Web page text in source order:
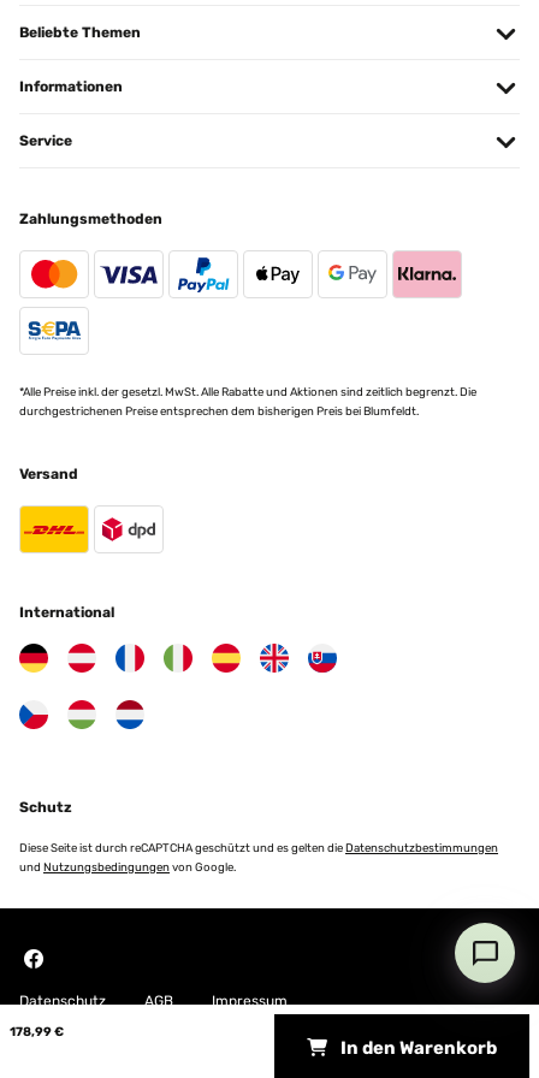
178,99 €
In den Warenkorb
Beliebte Themen
Informationen
Service
Zahlungsmethoden
*Alle Preise inkl. der gesetzl. MwSt. Alle Rabatte und Aktionen sind zeitlich begrenzt. Die
durchgestrichenen Preise entsprechen dem bisherigen Preis bei Blumfeldt.
Versand
International
Schutz
Diese Seite ist durch reCAPTCHA geschützt und es gelten dieDatenschutzbestimmungen
und Nutzungsbedingungenvon Google.
Datenschutz AGB Impressum
Copyright © 2026 Blumfeldt. All rights reserved